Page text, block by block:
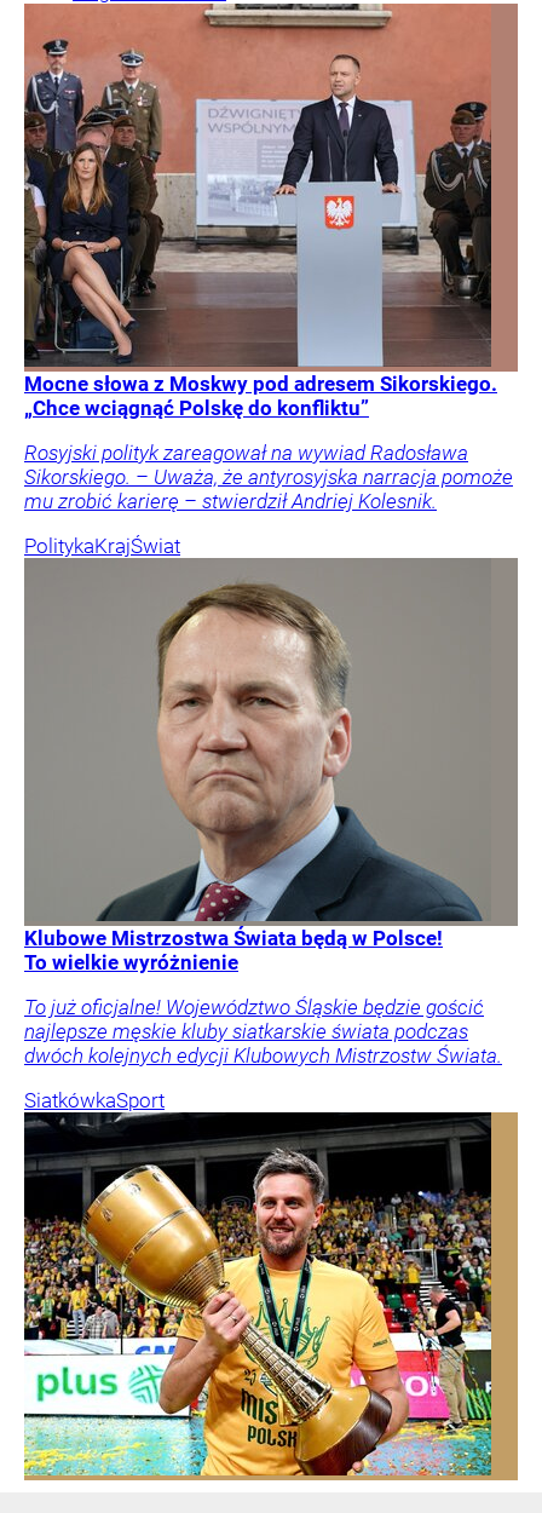
Mocne słowa z Moskwy pod adresem Sikorskiego.
„Chce wciągnąć Polskę do konfliktu”
Rosyjski polityk zareagował na wywiad Radosława
Sikorskiego. – Uważa, że antyrosyjska narracja pomoże
mu zrobić karierę – stwierdził Andriej Kolesnik.
PolitykaKrajŚwiat
Klubowe Mistrzostwa Świata będą w Polsce!
To wielkie wyróżnienie
To już oficjalne! Województwo Śląskie będzie gościć
najlepsze męskie kluby siatkarskie świata podczas
dwóch kolejnych edycji Klubowych Mistrzostw Świata.
SiatkówkaSport